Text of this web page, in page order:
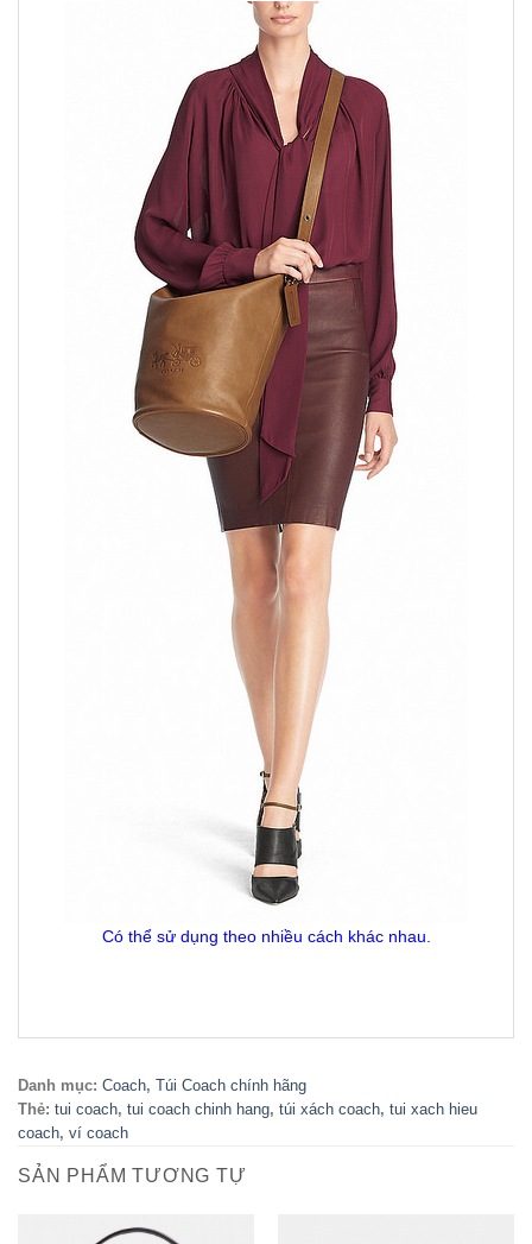
Có thể sử dụng theo nhiều cách khác nhau.
Danh mục: Coach, Túi Coach chính hãng
Thẻ: tui coach, tui coach chinh hang, túi xách coach, tui xach hieu
coach, ví coach
SẢN PHẨM TƯƠNG TỰ